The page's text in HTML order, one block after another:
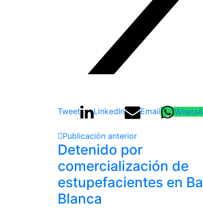
Tweet LinkedIn Email
Publicación anterior
Detenido por
comercialización de
estupefacientes en
Blanca